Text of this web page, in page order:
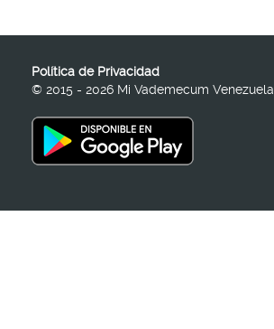
Política de Privacidad
© 2015 - 2026 Mi Vademecum Venezuela